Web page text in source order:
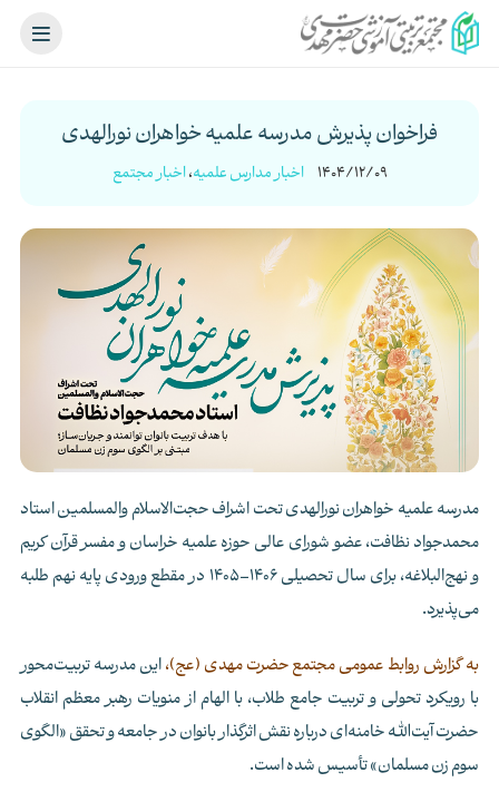
فراخوان پذیرش مدرسه علمیه خواهران نورالهدی
1404/12/09 اخبار مدارس علمیه،اخبار مجتمع
مدرسه علمیه خواهران نورالهدی تحت اشراف حجت‌الاسلام والمسلمین استاد
محمدجواد نظافت، عضو شورای عالی حوزه علمیه خراسان و مفسر قرآن کریم
و نهج‌البلاغه، برای سال تحصیلی 1406–1405 در مقطع ورودی پایه نهم طلبه
می‌پذیرد.
به گزارش روابط عمومی مجتمع حضرت مهدی (عج)،این مدرسه تربیت‌محور
با رویکرد تحولی و تربیت جامع طلاب، با الهام از منویات رهبر معظم انقلاب
حضرت آیت‌الله خامنه‌ای درباره نقش اثرگذار بانوان در جامعه و تحقق «الگوی
سوم زن مسلمان» تأسیس شده است.